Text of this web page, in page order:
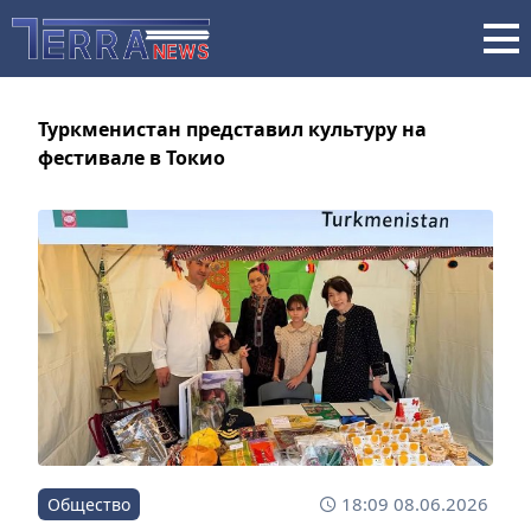
Туркменистан представил культуру на
фестивале в Токио
Общество 18:09 08.06.2026